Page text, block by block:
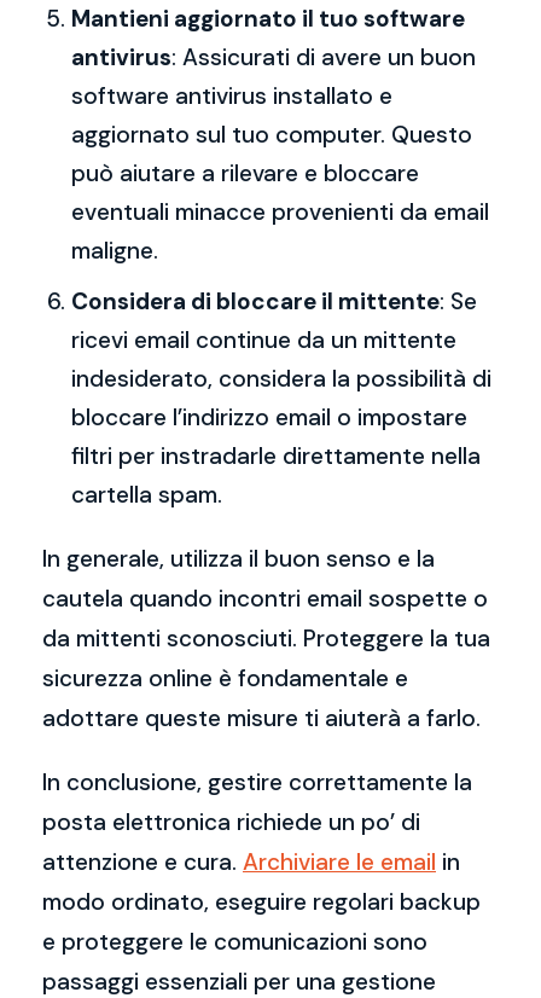
Mantieni aggiornato il tuo software
antivirus: Assicurati di avere un buon
software antivirus installato e
aggiornato sul tuo computer. Questo
può aiutare a rilevare e bloccare
eventuali minacce provenienti da email
maligne.
Considera di bloccare il mittente: Se
ricevi email continue da un mittente
indesiderato, considera la possibilità di
bloccare l’indirizzo email o impostare
filtri per instradarle direttamente nella
cartella spam.
In generale, utilizza il buon senso e la
cautela quando incontri email sospette o
da mittenti sconosciuti. Proteggere la tua
sicurezza online è fondamentale e
adottare queste misure ti aiuterà a farlo.
In conclusione, gestire correttamente la
posta elettronica richiede un po’ di
attenzione e cura. Archiviare le email in
modo ordinato, eseguire regolari backup
e proteggere le comunicazioni sono
passaggi essenziali per una gestione